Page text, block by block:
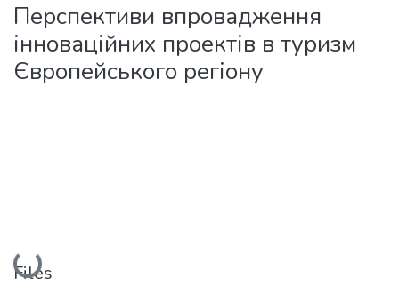
Перспективи впровадження
інноваційних проектів в туризм
Європейського регіону
Loading...
Files